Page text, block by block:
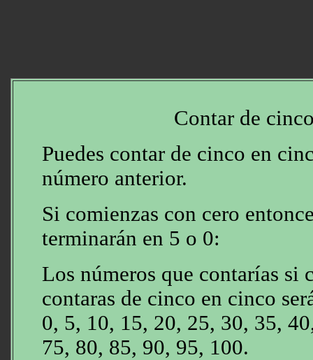
Contar de
Puedes contar de cinco en
número anterior.
Si comienzas con cero
terminarán en 5 o 0:
Los números que contarías si
contaras de cinco en cinco
0, 5, 10, 15, 20, 25, 30, 35,
75, 80, 85, 90, 95, 100.